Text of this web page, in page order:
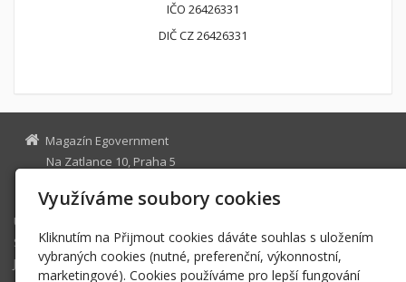
IČO 26426331
DIČ CZ 26426331
Magazín Egovernment
Na Zatlance 10, Praha 5
egovernment@egovernment.cz
Úvodní stránka
STUDIO
JIHLAVA
Využíváme soubory cookies
Kliknutím na Přijmout cookies dáváte souhlas s uložením
vybraných cookies (nutné, preferenční, výkonnostní,
marketingové). Cookies používáme pro lepší fungování